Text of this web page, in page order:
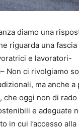
diamo una
riguarda una
e lavoratori-
– Non ci rivolgiamo
ma anche a
che oggi non di rado
e adeguate
in cui l’accesso